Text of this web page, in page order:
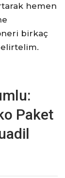
hemen
birkaç
Paket